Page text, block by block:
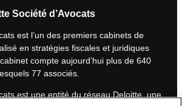
Société d’Avocats
est l’un des premiers cabinets de
en stratégies fiscales et juridiques
compte aujourd’hui plus de 640
77 associés.
est une entité du réseau Deloitte, une